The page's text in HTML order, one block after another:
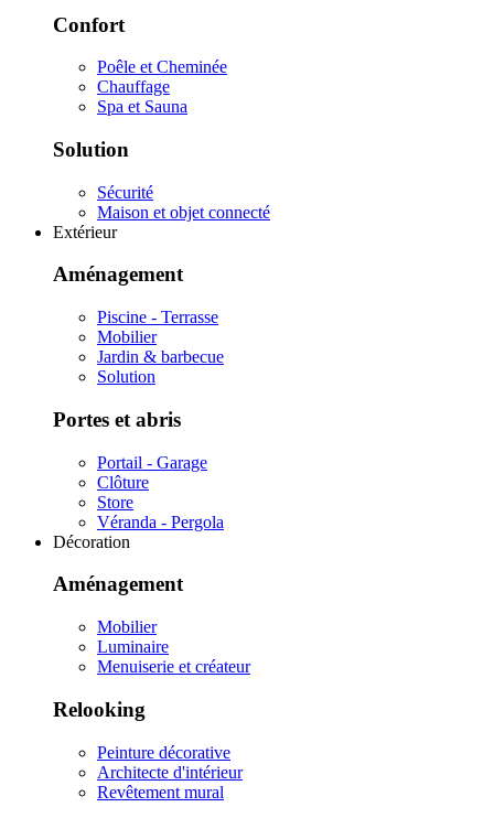
Confort
Poêle et Cheminée
Chauffage
Spa et Sauna
Solution
Sécurité
Maison et objet connecté
Extérieur
Aménagement
Piscine - Terrasse
Mobilier
Jardin & barbecue
Solution
Portes et abris
Portail - Garage
Clôture
Store
Véranda - Pergola
Décoration
Aménagement
Mobilier
Luminaire
Menuiserie et créateur
Relooking
Peinture décorative
Architecte d'intérieur
Revêtement mural